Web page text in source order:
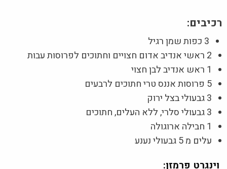
רכיבים:
3 כפות שמן רגיל
2 ראשי אנדיב אדום חצויים וחתוכים לפרוסות עבות
1 ראש אנדיב לבן חצוי
5 פרוסות אננס טרי חתוכים לרבעים
3 גבעולי בצל ירוק
3 גבעולי סלרי, ללא העלים, חתוכים
1 חבילה ארוגולה
עלים מ 5 גבעולי נענע
וינגרט פרמזן: